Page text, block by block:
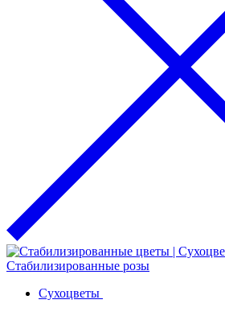
Сухоцветы